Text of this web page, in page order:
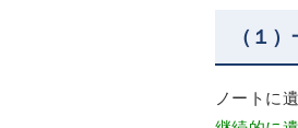
（１
ノートに